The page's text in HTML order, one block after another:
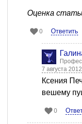
Оценка
0 Ответить
7 августа
Ксения
вешему
0